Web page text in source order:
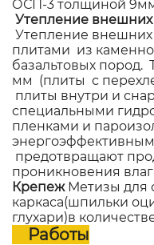
ОСП-3 толщиной
Утепление
Утепление
плитами из
базальтовых пород.
мм (плиты с
плиты внутри и
специальными
пленками и
предотвращают
проникновения
Крепеж Метизы для
каркаса(шпильки
глухари)в
Работы